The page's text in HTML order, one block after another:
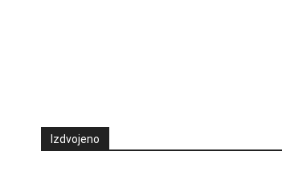
Izdvojeno